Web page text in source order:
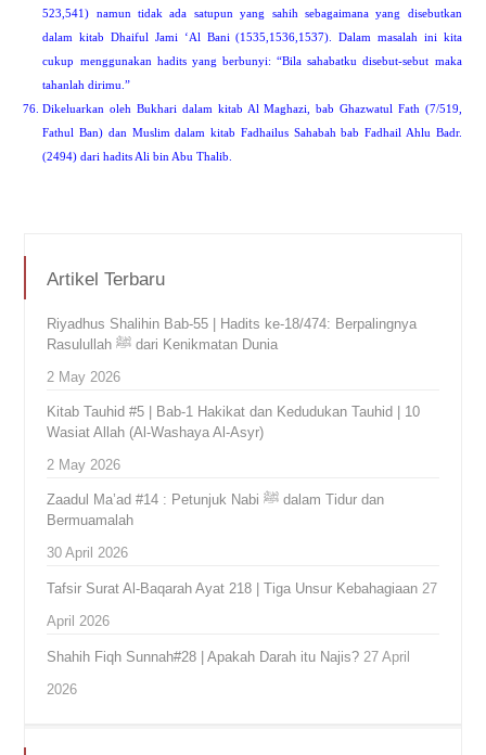
523,541) namun tidak ada satupun yang sahih sebagaimana yang disebutkan
dalam kitab Dhaiful Jami ‘Al Bani (1535,1536,1537). Dalam masalah ini kita
cukup menggunakan hadits yang berbunyi: “Bila sahabatku disebut-sebut maka
tahanlah dirimu.”
Dikeluarkan oleh Bukhari dalam kitab Al Maghazi, bab Ghazwatul Fath (7/519,
Fathul Ban) dan Muslim dalam kitab Fadhailus Sahabah bab Fadhail Ahlu Badr.
(2494) dari hadits Ali bin Abu Thalib.
Artikel Terbaru
Riyadhus Shalihin Bab-55 | Hadits ke-18/474: Berpalingnya
Rasulullah ﷺ dari Kenikmatan Dunia
2 May 2026
Kitab Tauhid #5 | Bab-1 Hakikat dan Kedudukan Tauhid | 10
Wasiat Allah (Al-Washaya Al-Asyr)
2 May 2026
Zaadul Ma’ad #14 : Petunjuk Nabi ﷺ dalam Tidur dan
Bermuamalah
30 April 2026
Tafsir Surat Al-Baqarah Ayat 218 | Tiga Unsur Kebahagiaan 27
April 2026
Shahih Fiqh Sunnah#28 | Apakah Darah itu Najis? 27 April
2026